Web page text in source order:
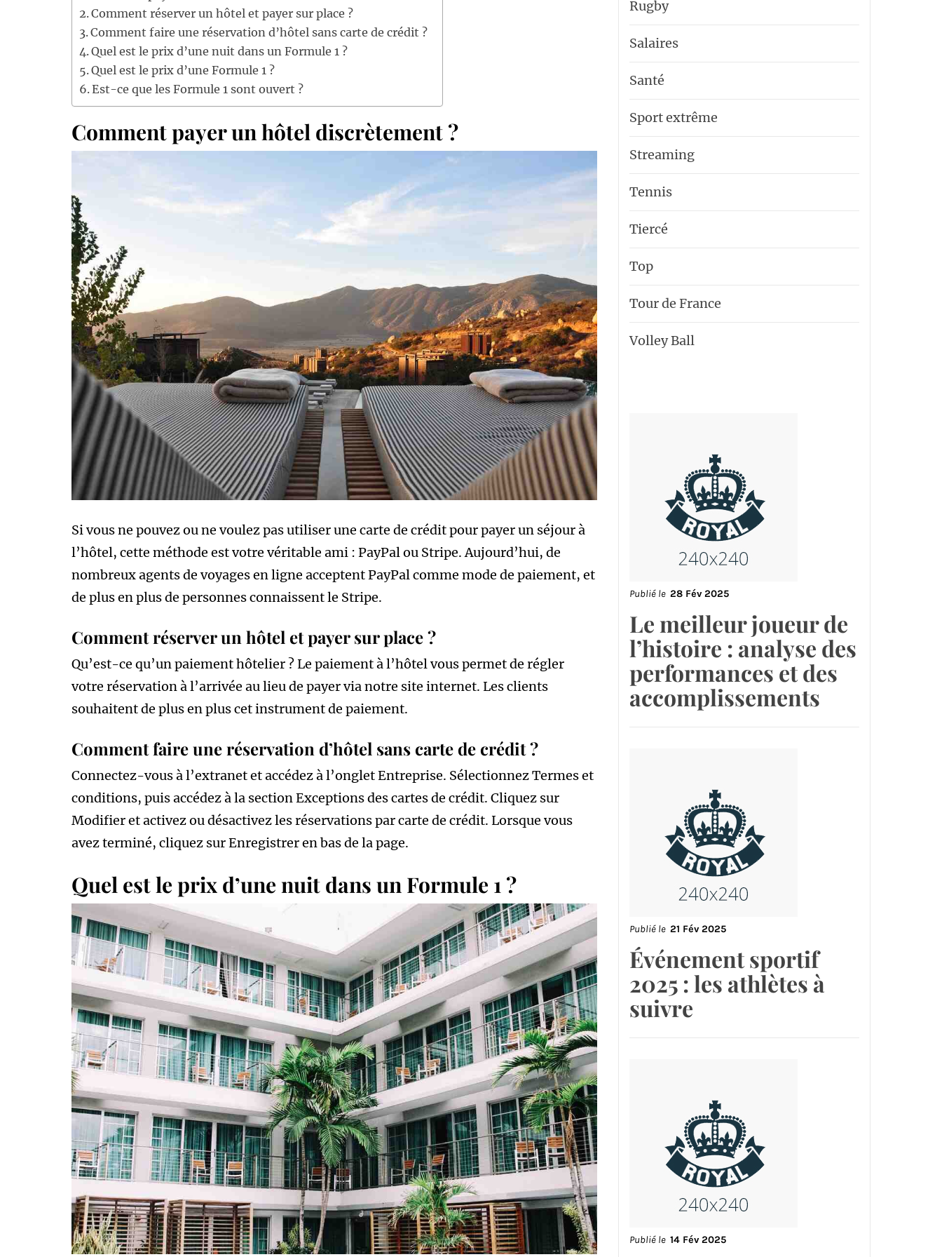
Comment réserver un hôtel et payer sur place ?
Comment faire une réservation d’hôtel sans carte de crédit ?
Quel est le prix d’une nuit dans un Formule 1 ?
Quel est le prix d’une Formule 1 ?
Est-ce que les Formule 1 sont ouvert ?
Comment payer un hôtel discrètement ?
Si vous ne pouvez ou ne voulez pas utiliser une carte de crédit pour payer un séjour à
l’hôtel, cette méthode est votre véritable ami : PayPal ou Stripe. Aujourd’hui, de
nombreux agents de voyages en ligne acceptent PayPal comme mode de paiement, et
de plus en plus de personnes connaissent le Stripe.
Comment réserver un hôtel et payer sur place ?
Qu’est-ce qu’un paiement hôtelier ? Le paiement à l’hôtel vous permet de régler
votre réservation à l’arrivée au lieu de payer via notre site internet. Les clients
souhaitent de plus en plus cet instrument de paiement.
Comment faire une réservation d’hôtel sans carte de crédit ?
Connectez-vous à l’extranet et accédez à l’onglet Entreprise. Sélectionnez Termes et
conditions, puis accédez à la section Exceptions des cartes de crédit. Cliquez sur
Modifier et activez ou désactivez les réservations par carte de crédit. Lorsque vous
avez terminé, cliquez sur Enregistrer en bas de la page.
Quel est le prix d’une nuit dans un Formule 1 ?
Rugby
Salaires
Santé
Sport extrême
Streaming
Tennis
Tiercé
Top
Tour de France
Volley Ball
Publié le 28 Fév 2025
Le meilleur joueur de
l’histoire : analyse des
performances et des
accomplissements
Publié le 21 Fév 2025
Événement sportif
2025 : les athlètes à
suivre
Publié le 14 Fév 2025